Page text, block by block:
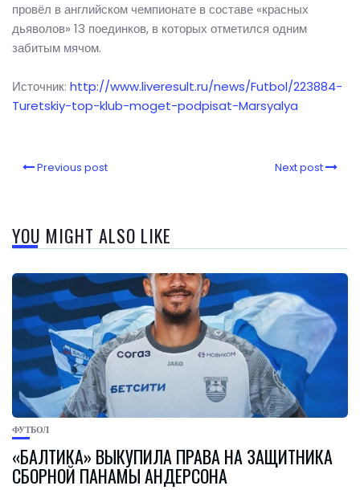
провёл в английском чемпионате в составе «красных
дьяволов» 13 поединков, в которых отметился одним
забитым мячом.
Источник: http://www.liveresult.ru/news/Futbol/223884-
Turetskiy-top-klub-moget-podpisat-Marsyalya
Previous post Next post
YOU MIGHT ALSO LIKE
ФУТБОЛ
«БАЛТИКА» ВЫКУПИЛА ПРАВА НА ЗАЩИТНИКА
СБОРНОЙ ПАНАМЫ АНДЕРСОНА